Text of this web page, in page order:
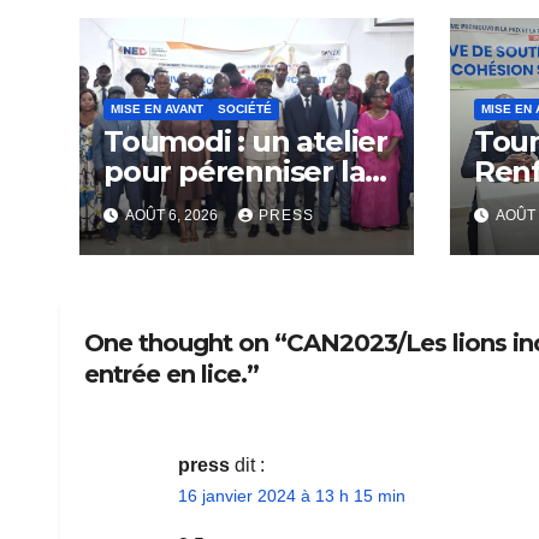
MISE EN AVANT SOCIÉTÉ
Toumodi : un atelier
pour pérenniser la
lutte anti-tabac
AOÛT 6, 2026 PRESS
MISE EN
AOÛT
One thought on “CAN2023/Les lions
entrée en lice.”
press dit :
16 janvier 2024 à 13 h 15 min